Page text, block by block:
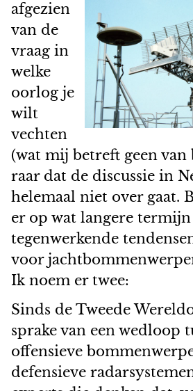
afgezien
van de
vraag in
welke
oorlog je
wilt
vechten
(wat mij betreft geen van
raar dat de discussie in
helemaal niet over gaat.
er op wat langere termijn
tegenwerkende
voor
Ik noem er twee:
Sinds de Tweede
sprake van een wedloop
offensieve
defensieve